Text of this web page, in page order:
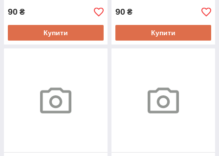
90 ₴
Купити
90 ₴
Купити